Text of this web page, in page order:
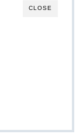
CLOSE